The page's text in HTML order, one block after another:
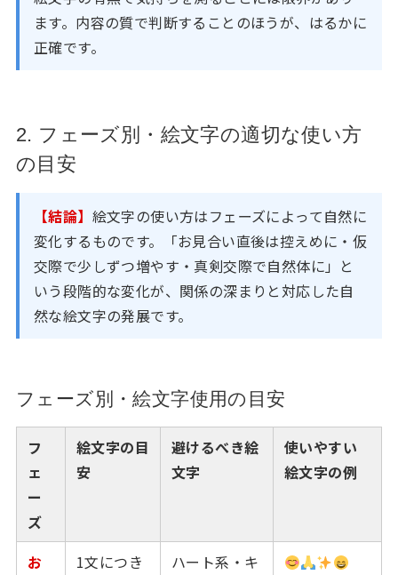
ます。内容の質で判断することのほうが、はるかに
正確です。
2. フェーズ別・絵文字の適切な使い方
の目安
【結論】 絵文字の使い方はフェーズによって自然に
変化するものです。「お見合い直後は控えめに・仮
交際で少しずつ増やす・真剣交際で自然体に」と
いう段階的な変化が、関係の深まりと対応した自
然な絵文字の発展です。
フェーズ別・絵文字使用の目安
フ
ェ
ー
ズ
絵文字の目
安
避けるべき絵
文字
使いやすい
絵文字の例
お
1文につき
ハート系・キ